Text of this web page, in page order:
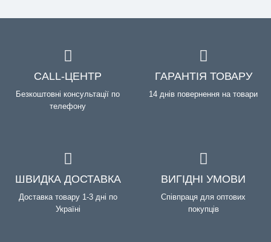
CALL-ЦЕНТР
Безкоштовні консультації по
телефону
ГАРАНТІЯ ТОВАРУ
14 днів повернення на товари
ШВИДКА ДОСТАВКА
Доставка товару 1-3 дні по
Україні
ВИГІДНІ УМОВИ
Співпраця для оптових
покупців